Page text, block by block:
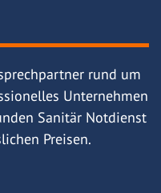
rund um
Unternehmen
Sanitär Notdienst
Preisen.